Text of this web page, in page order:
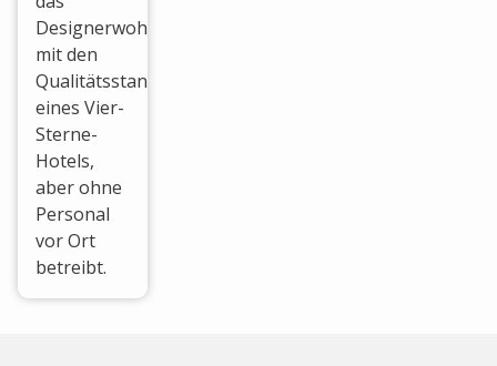
Designerwohnungen
mit den
Qualitätsstandards
eines Vier-
Sterne-
Hotels,
aber ohne
Personal
vor Ort
betreibt.